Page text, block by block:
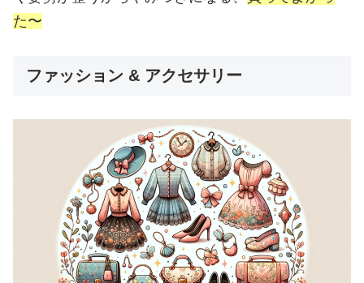
た〜
ファッション & アクセサリー